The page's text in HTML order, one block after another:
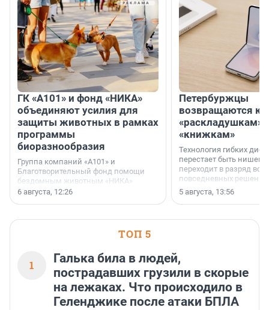
ГК «А101» и фонд «НИКА»
объединяют усилия для
защиты животных в рамках
программы
биоразнообразия
Группа компаний «А101» и
Благотворительный фонд помощи
бездомным животным «НИКА»
заключили соглашение о
6 августа, 12:26
Петербуржцы
возвращаются к
«раскладушкам»
«книжкам»
Технология гибких
перестает быть
переходит в разряд
повседневных
5 августа, 13:56
ТОП 5
1
Галька била в людей,
пострадавших грузили в скорые
на лежаках. Что происходило в
Геленджике после атаки БПЛА